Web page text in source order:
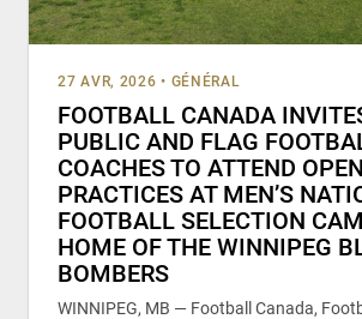
27 AVR, 2026 • GÉNÉRAL
FOOTBALL CANADA
PUBLIC AND FLAG
COACHES TO ATTEND OPEN
PRACTICES AT MEN’S
FOOTBALL SELECTION
HOME OF THE WINNIPEG
BOMBERS
WINNIPEG, MB — Football Canada,